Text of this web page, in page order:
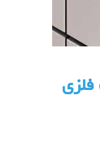
فلزی